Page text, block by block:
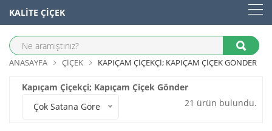
KALİTE ÇİÇEK
ANASAYFA ÇIÇEK KAPIÇAM ÇIÇEKÇI; KAPIÇAM ÇIÇEK GÖNDER
Kapıçam Çiçekçi; Kapıçam Çiçek Gönder
Çok Satana Göre
21 ürün bulundu.